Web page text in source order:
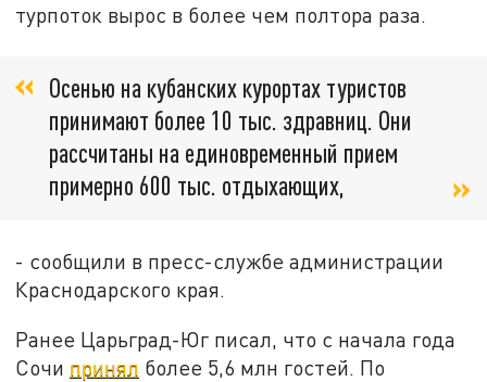
турпоток вырос в более чем полтора раза.
Осенью на кубанских курортах туристов
принимают более 10 тыс. здравниц. Они
рассчитаны на единовременный прием
примерно 600 тыс. отдыхающих,
- сообщили в пресс-службе администрации
Краснодарского края.
Ранее Царьград-Юг писал, что с начала года
Сочи принял более 5,6 млн гостей. По